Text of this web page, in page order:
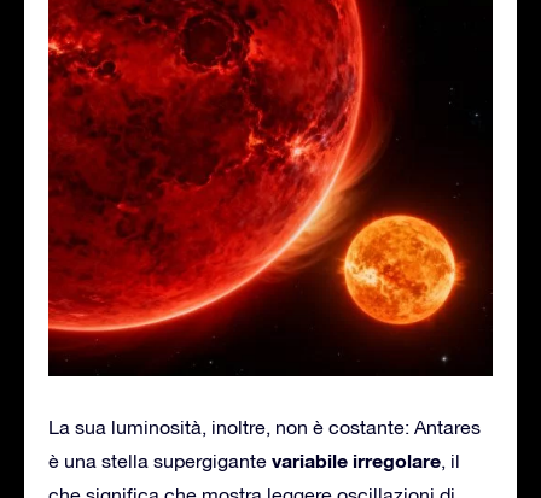
La sua luminosità, inoltre, non è costante: Antares
è una stella supergigante variabile irregolare, il